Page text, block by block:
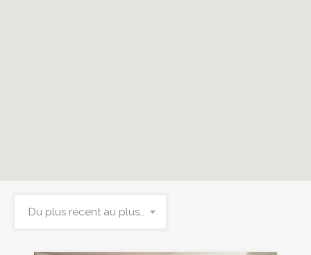
Du plus récent au plus ancien